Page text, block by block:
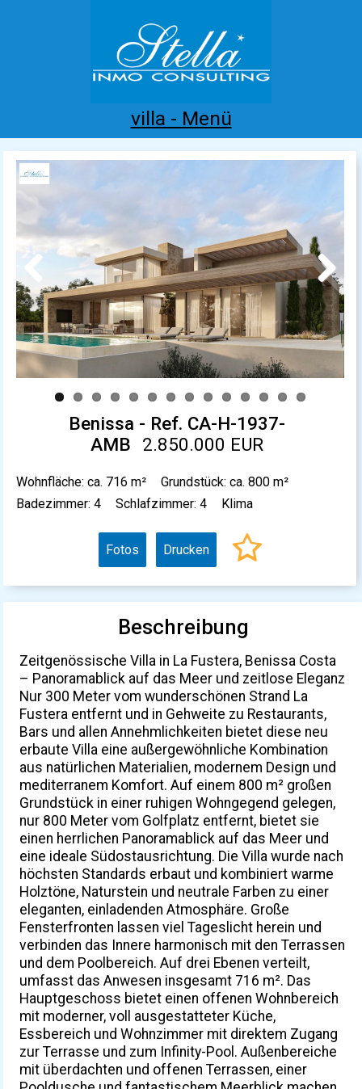
villa - Menü
Home Costa Blanca Kaufen Mieten
Neubau
Infos Referenzen
Previous Next
Benissa - Ref. CA-H-1937-
AMB
2.850.000 EUR
Wohnfläche: ca. 716 m²
Grundstück: ca. 800 m²
Badezimmer: 4
Schlafzimmer: 4 Klima
Fotos Drucken
Beschreibung
Zeitgenössische Villa in La Fustera, Benissa Costa
– Panoramablick auf das Meer und zeitlose Eleganz
Nur 300 Meter vom wunderschönen Strand La
Fustera entfernt und in Gehweite zu Restaurants,
Bars und allen Annehmlichkeiten bietet diese neu
erbaute Villa eine außergewöhnliche Kombination
aus natürlichen Materialien, modernem Design und
mediterranem Komfort. Auf einem 800 m² großen
Grundstück in einer ruhigen Wohngegend gelegen,
nur 800 Meter vom Golfplatz entfernt, bietet sie
einen herrlichen Panoramablick auf das Meer und
eine ideale Südostausrichtung. Die Villa wurde nach
höchsten Standards erbaut und kombiniert warme
Holztöne, Naturstein und neutrale Farben zu einer
eleganten, einladenden Atmosphäre. Große
Fensterfronten lassen viel Tageslicht herein und
verbinden das Innere harmonisch mit den Terrassen
und dem Poolbereich. Auf drei Ebenen verteilt,
umfasst das Anwesen insgesamt 716 m². Das
Hauptgeschoss bietet einen offenen Wohnbereich
mit moderner, voll ausgestatteter Küche,
Essbereich und Wohnzimmer mit direktem Zugang
zur Terrasse und zum Infinity-Pool. Außenbereiche
mit überdachten und offenen Terrassen, einer